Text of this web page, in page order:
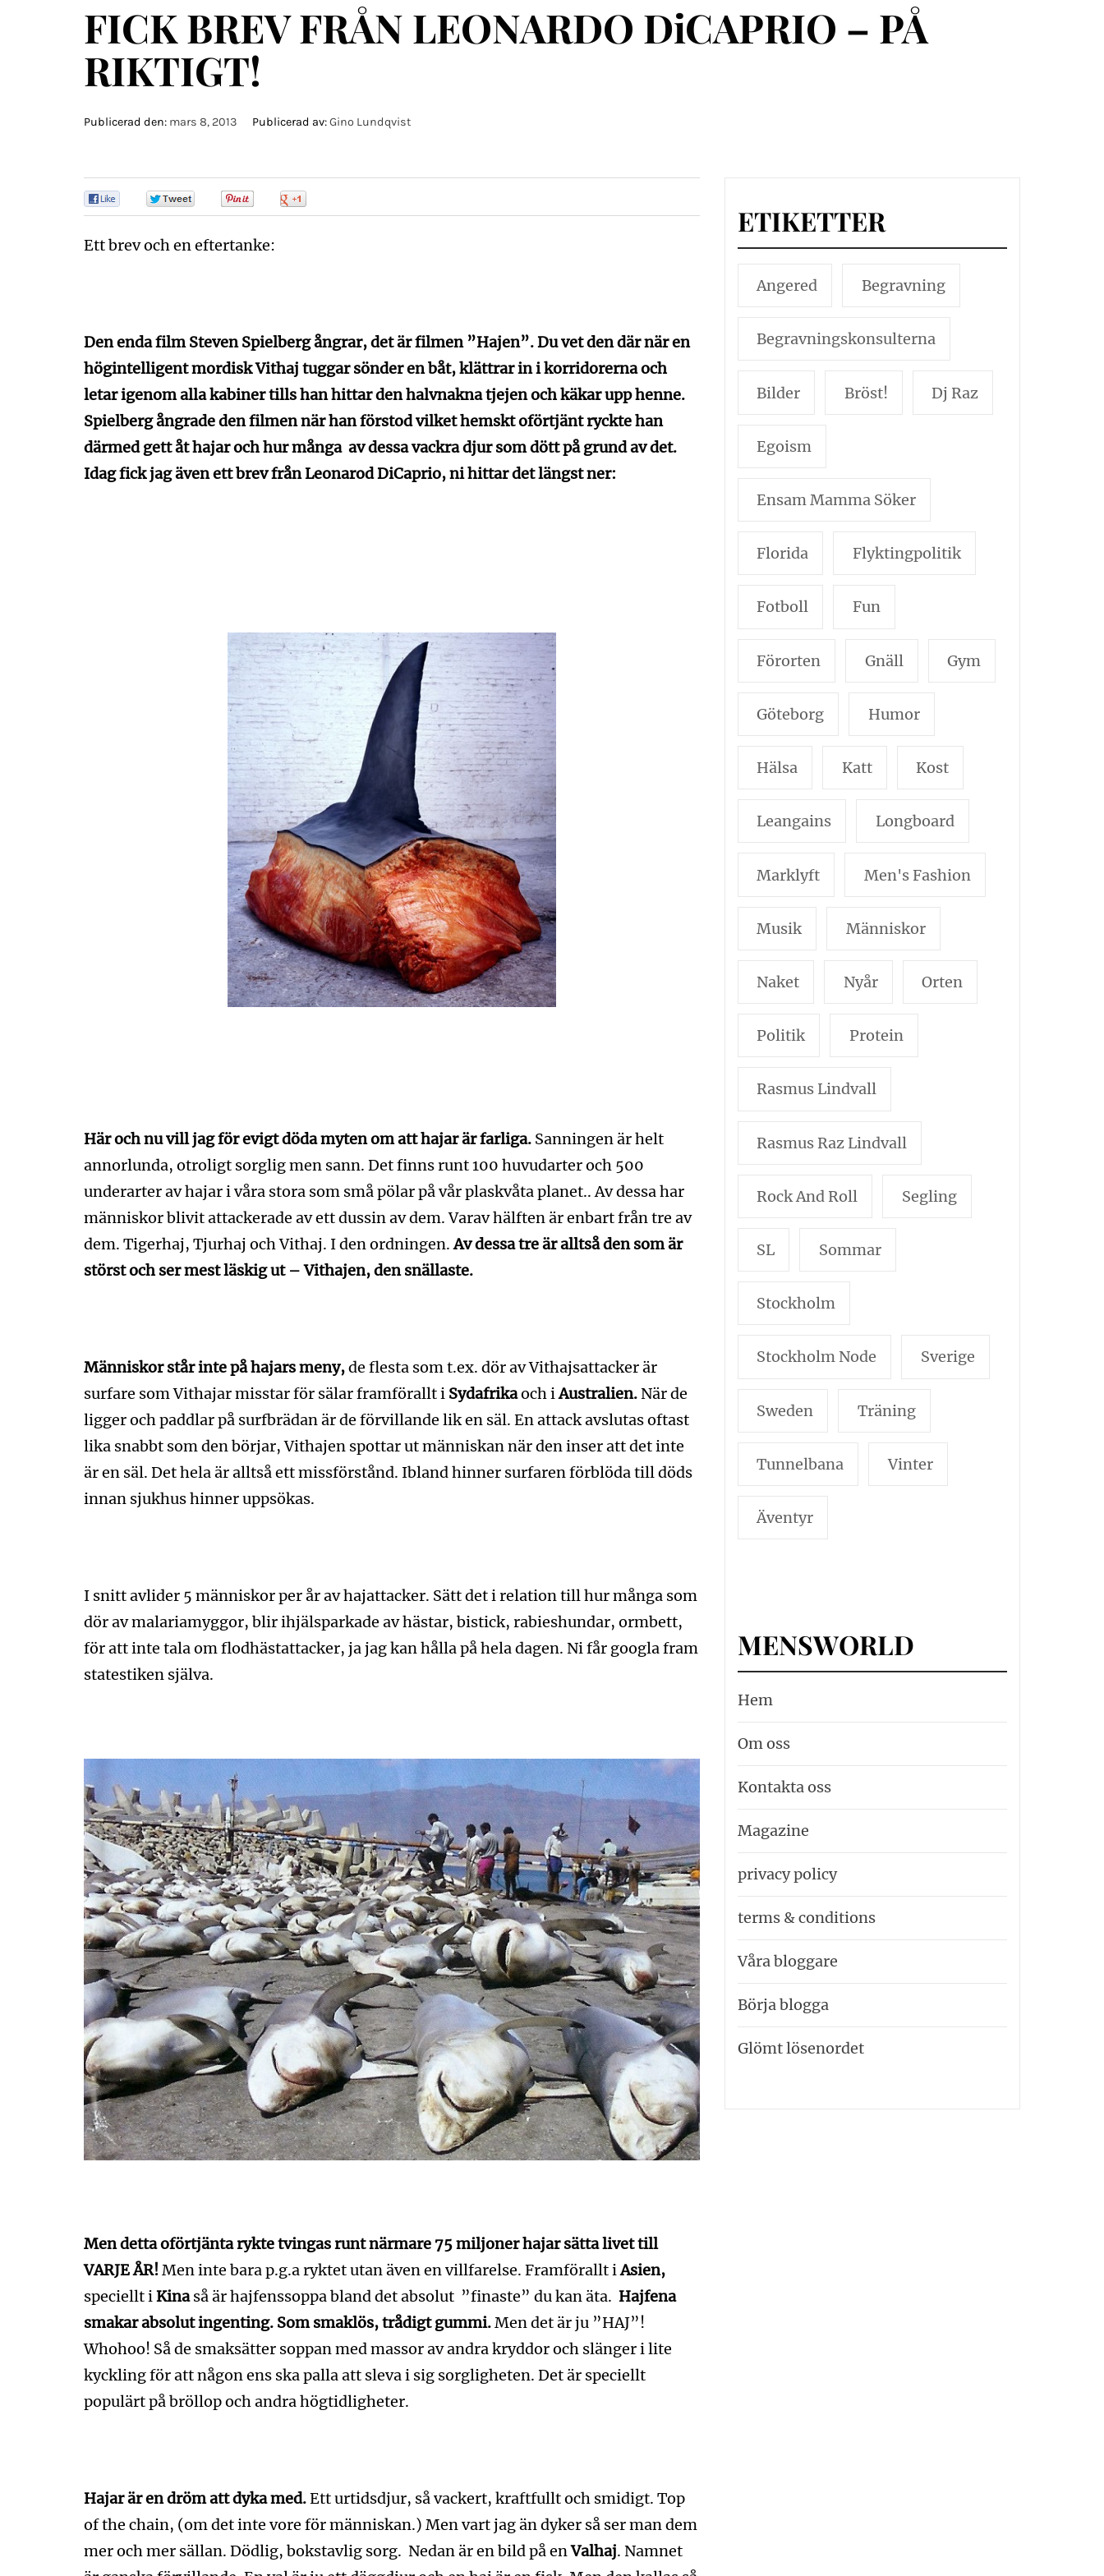
FICK BREV FRÅN LEONARDO DiCAPRIO – PÅ
RIKTIGT!
Publicerad den: mars 8, 2013 Publicerad av:Gino Lundqvist
Ett brev och en eftertanke:
Den enda film Steven Spielberg ångrar, det är filmen ”Hajen”. Du vet den där när en
högintelligent mordisk Vithaj tuggar sönder en båt, klättrar in i korridorerna och
letar igenom alla kabiner tills han hittar den halvnakna tjejen och käkar upp henne.
Spielberg ångrade den filmen när han förstod vilket hemskt oförtjänt ryckte han
därmed gett åt hajar och hur många av dessa vackra djur som dött på grund av det.
Idag fick jag även ett brev från Leonarod DiCaprio, ni hittar det längst ner:
Här och nu vill jag för evigt döda myten om att hajar är farliga. Sanningen är helt
annorlunda, otroligt sorglig men sann. Det finns runt 100 huvudarter och 500
underarter av hajar i våra stora som små pölar på vår plaskvåta planet.. Av dessa har
människor blivit attackerade av ett dussin av dem. Varav hälften är enbart från tre av
dem. Tigerhaj, Tjurhaj och Vithaj. I den ordningen.Av dessa tre är alltså den som är
störst och ser mest läskig ut – Vithajen, den snällaste.
Människor står inte på hajars meny,de flesta som t.ex. dör av Vithajsattacker är
surfare som Vithajar misstar för sälar framförallt i Sydafrikaoch iAustralien.När de
ligger och paddlar på surfbrädan är de förvillande lik en säl. En attack avslutas oftast
lika snabbt som den börjar, Vithajen spottar ut människan när den inser att det inte
är en säl. Det hela är alltså ett missförstånd. Ibland hinner surfaren förblöda till döds
innan sjukhus hinner uppsökas.
I snitt avlider 5 människor per år av hajattacker. Sätt det i relation till hur många som
dör av malariamyggor, blir ihjälsparkade av hästar, bistick, rabieshundar, ormbett,
för att inte tala om flodhästattacker, ja jag kan hålla på hela dagen. Ni får googla fram
statestiken själva.
Men detta oförtjänta rykte tvingas runt närmare 75 miljoner hajar sätta livet till
VARJE ÅR!Men inte bara p.g.a ryktet utan även en villfarelse. Framförallt iAsien,
speciellt iKinaså är hajfenssoppa bland det absolut ”finaste” du kan äta. Hajfena
smakar absolut ingenting. Som smaklös, trådigt gummi.Men det är ju ”HAJ”!
Whohoo! Så de smaksätter soppan med massor av andra kryddor och slänger i lite
kyckling för att någon ens ska palla att sleva i sig sorgligheten. Det är speciellt
populärt på bröllop och andra högtidligheter.
Hajar är en dröm att dyka med.Ett urtidsdjur, så vackert, kraftfullt och smidigt. Top
of the chain, (om det inte vore för människan.) Men vart jag än dyker så ser man dem
mer och mer sällan. Dödlig, bokstavlig sorg. Nedan är en bild på enValhaj. Namnet
ETIKETTER
Angered Begravning
Begravningskonsulterna
Bilder Bröst! Dj Raz
Egoism
Ensam Mamma Söker
Florida Flyktingpolitik
Fotboll Fun
Förorten Gnäll Gym
Göteborg Humor
Hälsa Katt Kost
Leangains Longboard
Marklyft Men's Fashion
Musik Människor
Naket Nyår Orten
Politik Protein
Rasmus Lindvall
Rasmus Raz Lindvall
Rock And Roll Segling
SL Sommar
Stockholm
Stockholm Node Sverige
Sweden Träning
Tunnelbana Vinter
Äventyr
MENSWORLD
Hem
Om oss
Kontakta oss
Magazine
privacy policy
terms & conditions
Våra bloggare
Börja blogga
Glömt lösenordet